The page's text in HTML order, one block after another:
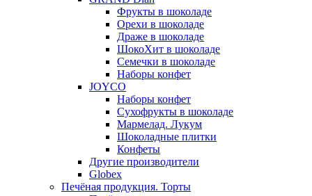
Фрукты в шоколаде
Орехи в шоколаде
Драже в шоколаде
ШокоХит в шоколаде
Семечки в шоколаде
Наборы конфет
JOYCO
Наборы конфет
Сухофрукты в шоколаде
Мармелад. Лукум
Шоколадные плитки
Конфеты
Другие производители
Globex
Печёная продукция. Торты